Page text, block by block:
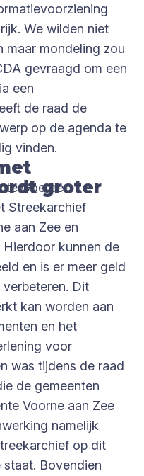
We wilden niet
maar mondeling zou
gevraagd om een
een
de raad de
op de agenda te
vinden.
groter
Goeree-
Streekarchief
aan Zee en
Hierdoor kunnen de
en is er meer geld
Dit
kan worden aan
en het
voor
was tijdens de raad
de gemeenten
Voorne aan Zee
namelijk
op dit
staat. Bovendien